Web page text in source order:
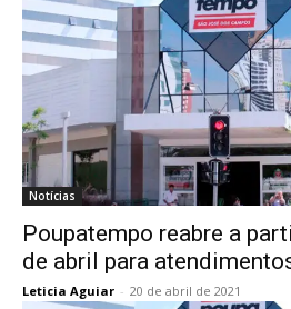
Notícias
Poupatempo reabre a
de abril para
Leticia Aguiar - 20 de abril de 2021